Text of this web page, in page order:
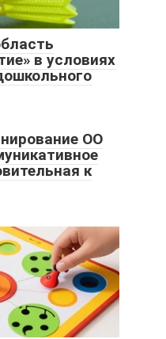
в условиях
ОО
к